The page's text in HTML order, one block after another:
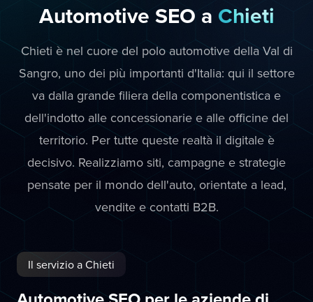
Automotive SEO a Chieti
Chieti è nel cuore del polo automotive della Val di
Sangro, uno dei più importanti d'Italia: qui il settore
va dalla grande filiera della componentistica e
dell'indotto alle concessionarie e alle officine del
territorio. Per tutte queste realtà il digitale è
decisivo. Realizziamo siti, campagne e strategie
pensate per il mondo dell'auto, orientate a lead,
vendite e contatti B2B.
Il servizio a Chieti